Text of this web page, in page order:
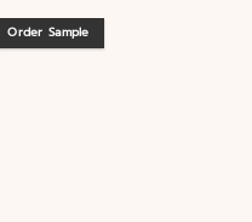
Order Sample